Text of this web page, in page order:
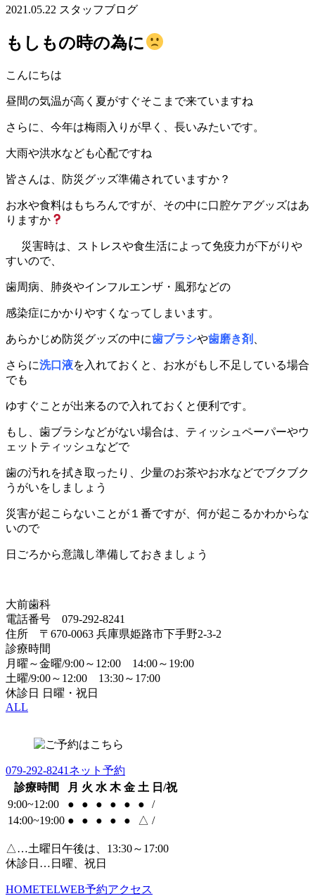
2021.05.22 スタッフブログ
もしもの時の為に
こんにちは
昼間の気温が高く夏がすぐそこまで来ていますね
さらに、今年は梅雨入りが早く、長いみたいです。
大雨や洪水なども心配ですね
皆さんは、防災グッズ準備されていますか？
お水や食料はもちろんですが、その中に口腔ケアグッズはあ
りますか
災害時は、ストレスや食生活によって免疫力が下がりや
すいので、
歯周病、肺炎やインフルエンザ・風邪などの
感染症にかかりやすくなってしまいます。
あらかじめ防災グッズの中に歯ブラシや歯磨き剤
さらに洗口液を入れておくと、お水がもし不足している場合
でも
ゆすぐことが出来るので入れておくと便利です。
もし、歯ブラシなどがない場合は、ティッシュペーパーやウ
ェットティッシュなどで
歯の汚れを拭き取ったり、少量のお茶やお水などでブクブク
うがいをしましょう
災害が起こらないことが１番ですが、何が起こるかわからな
いので
日ごろから意識し準備しておきましょう
大前歯科
電話番号 079-292-8241
住所 〒670-0063 兵庫県姫路市下手野2-3-2
診療時間
月曜～金曜/9:00～12:00 14:00～19:00
土曜/9:00～12:00 13:30～17:00
休診日 日曜・祝日
ALL
079-292-8241 ネット予約
診療時間
月 火 水 木 金 土 日/祝
9:00~12:00
● ● ● ● ● ●
/
14:00~19:00 ● ● ● ● ● △ /
△…土曜日午後は、13:30～17:00
休診日…日曜、祝日
HOMETELWEB予約アクセス